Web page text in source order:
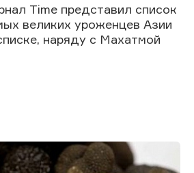
Time представил список
великих уроженцев Азии
наряду с Махатмой